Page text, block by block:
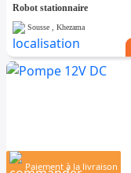
Robot stationnaire
Sousse , Khezama
Paiement à la livraison